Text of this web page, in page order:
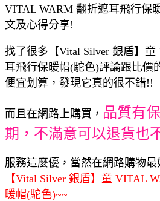
VITAL WARM 翻折遮耳飛行保
文及心得分享!
找了很多【Vital Silver 銀盾】
耳飛行保暖帽(駝色)評論跟比價
便宜划算，發現它真的很不錯!!
而且在網路上購買， 品質有
期，不滿意可以退貨也
服務這麼優，當然在網路購物最
【Vital Silver 銀盾】童 VITAL
暖帽(駝色)~~